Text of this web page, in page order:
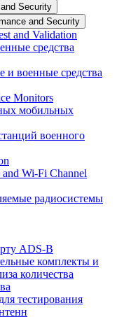
Security
and Security
and Validation
средства
военные средства
Monitors
мобильных
военного
Wi-Fi Channel
радиосистемы
ADS-B
комплекты и
количества
тестирования